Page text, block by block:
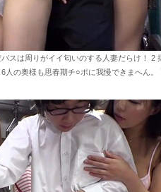
スは周りがイイ匂いのする人妻だらけ！ 2
人の奥様も思春期チ○ポに我慢できまへん。